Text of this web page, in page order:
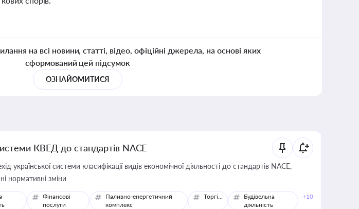
на всі новини, статті, відео, офіційні джерела, на основі яких
сформований цей підсумок
ОЗНАЙОМИТИСЯ
КВЕД до стандартів NACE
української системи класифікації видів економічної діяльності до стандартів NACE,
нормативні зміни
Фінансові
послуги
Паливно-енергетичний
комплекс
Торгівля
Будівельна
діяльність
+10